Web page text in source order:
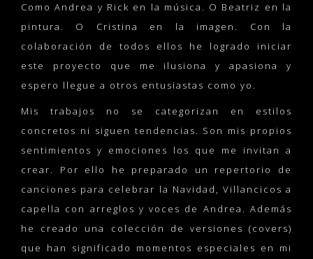
Como Andrea y Rick en la música. O Beatriz en la
pintura. O Cristina en la imagen. Con la
colaboración de todos ellos he logrado iniciar
este proyecto que me ilusiona y apasiona y
espero llegue a otros entusiastas como yo.
Mis trabajos no se categorizan en estilos
concretos ni siguen tendencias. Son mis propios
sentimientos y emociones los que me invitan a
crear. Por ello he preparado un repertorio de
canciones para celebrar la Navidad, Villancicos a
capella con arreglos y voces de Andrea. Además
he creado una colección de versiones (covers)
que han significado momentos especiales en mi